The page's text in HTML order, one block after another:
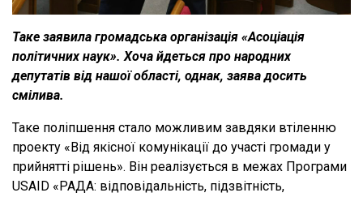
Таке заявила громадська організація «Асоціація
політичних наук». Хоча йдеться про народних
депутатів від нашої області, однак, заява досить
смілива.
Таке поліпшення стало можливим завдяки втіленню
проекту «Від якісної комунікації до участі громади у
прийнятті рішень». Він реалізується в межах Програми
USAID «РАДА: відповідальність, підзвітність,